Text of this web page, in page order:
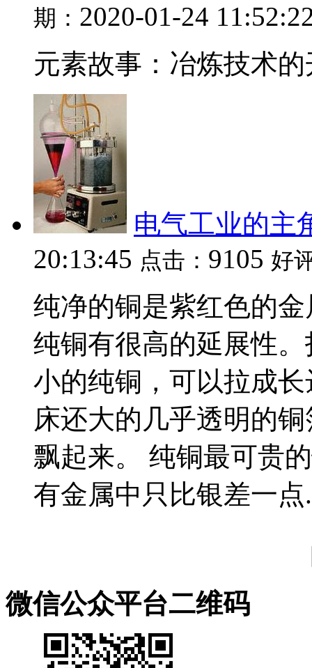
期： 2020-01-24
元素故事：冶炼技术
电气工业的
20:13:45 点击： 9105 好
纯净的铜是紫红色的
纯铜有很高的延展性
小的纯铜，可以拉成
床还大的几乎透明的
飘起来。 纯铜最可贵
有金属中只比银差一点
微信公众平台二维码